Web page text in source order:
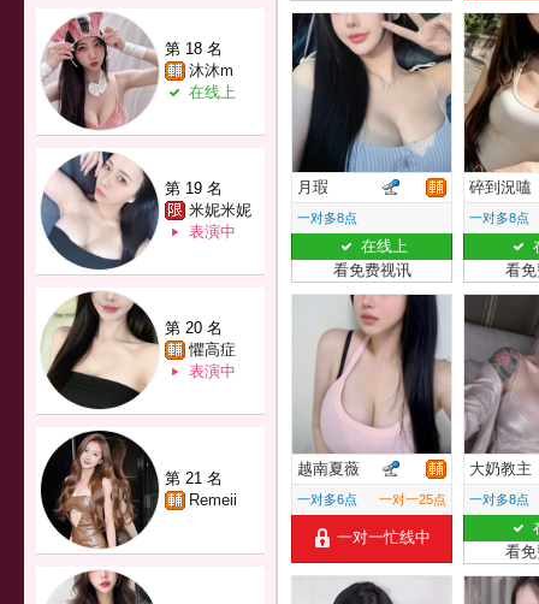
第 18 名
沐沐m
在线上
第 19 名
米妮米妮
表演中
第 20 名
懼高症
表演中
第 21 名
Remeii
月瑕
一对多8点
在线上
看免费视讯
碎到況嗑
一对多8点
看
越南夏薇
一对多6点 一对一25点
一对一忙线中
大奶教主
一对多8点
看